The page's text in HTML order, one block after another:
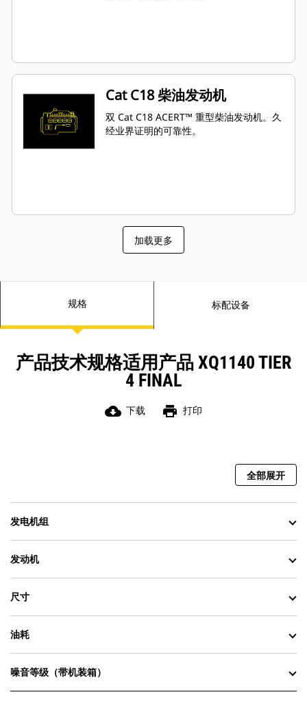
Cat C18 柴油发动机
双 Cat C18 ACERT™ 重型柴油发动机。久
经业界证明的可靠性。
加载更多
规格 标配设备
产品技术规格适用产品 XQ1140 TIER
4 FINAL
cloud_download 下载 print 打印
全部展开
发电机组
发动机
尺寸
油耗
噪音等级（带机装箱）